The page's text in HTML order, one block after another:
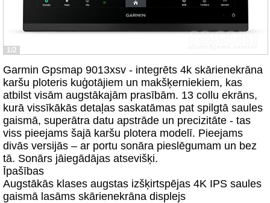
1/2
Garmin Gpsmap 9013xsv - integrēts 4k skārienekrāna
karšu ploteris kuģotājiem un makšķerniekiem, kas
atbilst visām augstākajām prasībām. 13 collu ekrāns,
kurā vissīkākās detaļas saskatāmas pat spilgtā saules
gaismā, superātra datu apstrāde un precizitāte - tas
viss pieejams šajā karšu plotera modelī. Pieejams
divās versijās – ar portu sonāra pieslēgumam un bez
tā. Sonārs jāiegādājas atsevišķi.
Īpašības
Augstākās klases augstas izšķirtspējas 4K IPS saules
gaismā lasāms skārienekrāna displejs